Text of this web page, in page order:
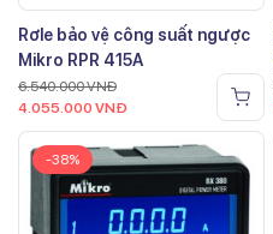
Rơle bảo vệ công suất ngược
Mikro RPR 415A
6.540.000VNĐ
4.055.000 VNĐ
-38%